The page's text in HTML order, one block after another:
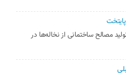
مصالح ساختمانی از نخاله‌ها در